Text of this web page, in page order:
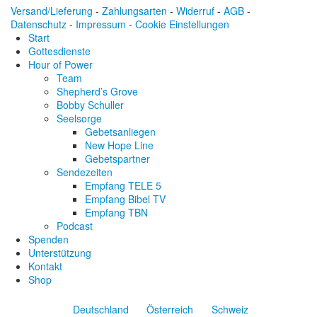
Versand/Lieferung - Zahlungsarten - Widerruf - AGB -
Datenschutz - Impressum - Cookie Einstellungen
Start
Gottesdienste
Hour of Power
Team
Shepherd’s Grove
Bobby Schuller
Seelsorge
Gebetsanliegen
New Hope Line
Gebetspartner
Sendezeiten
Empfang TELE 5
Empfang Bibel TV
Empfang TBN
Podcast
Spenden
Unterstützung
Kontakt
Shop
Deutschland Österreich Schweiz